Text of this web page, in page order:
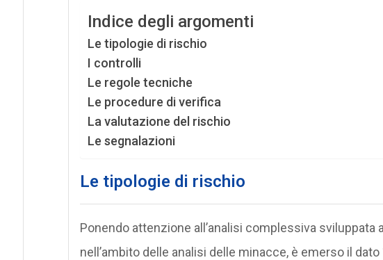
Indice degli argomenti
Le tipologie di rischio
I controlli
Le regole tecniche
Le procedure di verifica
La valutazione del rischio
Le segnalazioni
Le tipologie di rischio
Ponendo attenzione all’analisi complessiva sviluppata
nell’ambito delle analisi delle minacce, è emerso il dato